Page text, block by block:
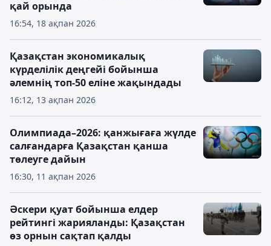
16:54, 18 ақпан 2026
қай орында
16:12, 13 ақпан 2026
Қазақстан экономикалық
күрделілік деңгейі бойынша
әлемнің топ-50 еліне жақындады
16:30, 11 ақпан 2026
Олимпиада–2026: қанжығаға жүлде
салғандарға Қазақстан қанша
төлеуге дайын
Әскери қуат бойынша елдер
рейтингі жарияланды: Қазақстан
өз орнын сақтап қалды